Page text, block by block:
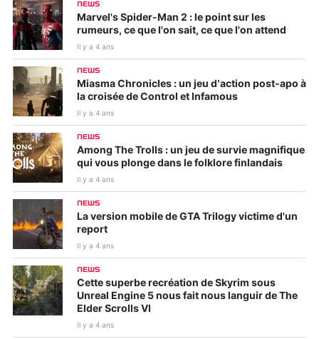
NEWS
Marvel's Spider-Man 2 : le point sur les
rumeurs, ce que l'on sait, ce que l'on attend
Il y a 4 ans
NEWS
Miasma Chronicles : un jeu d’action post-apo à
la croisée de Control et Infamous
Il y a 4 ans
NEWS
Among The Trolls : un jeu de survie magnifique
qui vous plonge dans le folklore finlandais
Il y a 4 ans
NEWS
La version mobile de GTA Trilogy victime d'un
report
Il y a 4 ans
NEWS
Cette superbe recréation de Skyrim sous
Unreal Engine 5 nous fait nous languir de The
Elder Scrolls VI
Il y a 4 ans